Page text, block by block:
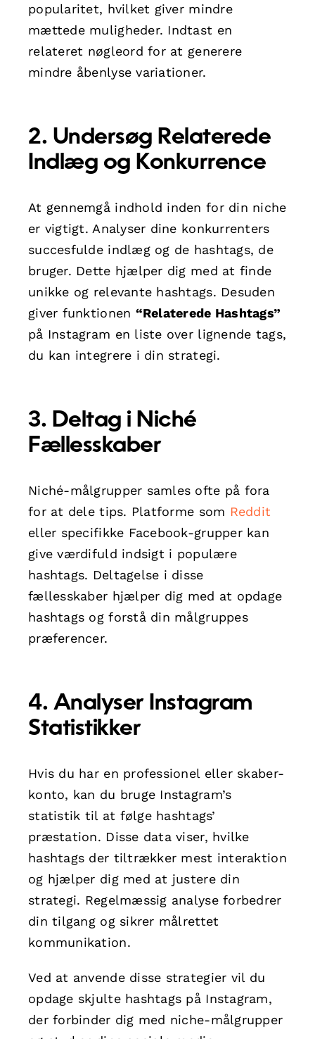
popularitet, hvilket giver mindre
mættede muligheder. Indtast en
relateret nøgleord for at generere
mindre åbenlyse variationer.
2. Undersøg Relaterede
Indlæg og Konkurrence
At gennemgå indhold inden for din niche
er vigtigt. Analyser dine konkurrenters
succesfulde indlæg og de hashtags, de
bruger. Dette hjælper dig med at finde
unikke og relevante hashtags. Desuden
giver funktionen “Relaterede Hashtags”
på Instagram en liste over lignende tags,
du kan integrere i din strategi.
3. Deltag i Niché
Fællesskaber
Niché-målgrupper samles ofte på fora
for at dele tips. Platforme som Reddit
eller specifikke Facebook-grupper kan
give værdifuld indsigt i populære
hashtags. Deltagelse i disse
fællesskaber hjælper dig med at opdage
hashtags og forstå din målgruppes
præferencer.
4. Analyser Instagram
Statistikker
Hvis du har en professionel eller skaber-
konto, kan du bruge Instagram’s
statistik til at følge hashtags’
præstation. Disse data viser, hvilke
hashtags der tiltrækker mest interaktion
og hjælper dig med at justere din
strategi. Regelmæssig analyse forbedrer
din tilgang og sikrer målrettet
kommunikation.
Ved at anvende disse strategier vil du
opdage skjulte hashtags på Instagram,
der forbinder dig med niche-målgrupper